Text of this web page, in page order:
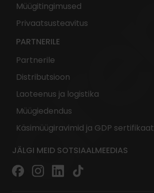
Müügitingimused
Privaatsusteavitus
PARTNERILE
Partnerile
Distributsioon
Laoteenus ja logistika
Müügiedendus
Käsimüügiravimid ja GDP sertifikaat
JÄLGI MEID SOTSIAALMEEDIAS